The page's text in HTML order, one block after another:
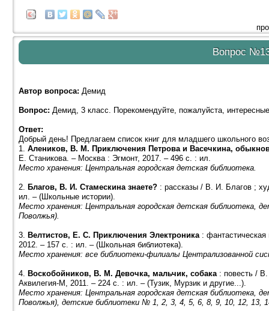
Вопрос
Автор вопроса: Демид
Вопрос: Демид, 3 класс. Порекомендуйте, пожалуйста,
Ответ:
Добрый день! Предлагаем список книг для младшего школьного
1.Алеников, В. М. Приключения Петрова и Васечкина,
Е. Станикова. – Москва : Эгмонт, 2017. – 496 с. : ил.
Место хранения: Центральная городская детская библиотека.
2. Благов, В. И. Стамескина знаете? : рассказы / В. И. Благов ;
ил. – (Школьные истории).
Место хранения: Центральная городская детская библиотека,
Поволжья).
3. Велтистов, Е. С. Приключения Электроника :
2012. – 157 с. : ил. – (Школьная библиотека).
Место хранения: все библиотеки-филиалы Централизованной
4. Воскобойников, В. М. Девочка, мальчик, собака: повесть /
Аквилегия-М, 2011. – 224 с. : ил. – (Тузик, Мурзик и другие...).
Место хранения: Центральная городская детская библиотека,
Поволжья), детские библиотеки № 1, 2, 3, 4, 5, 6, 8, 9, 10, 12, 13,